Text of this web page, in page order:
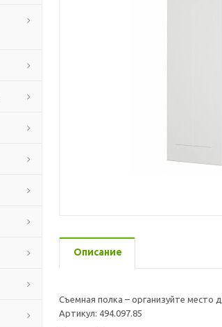
Описание
Съемная полка – организуйте место
Артикул: 494.097.85